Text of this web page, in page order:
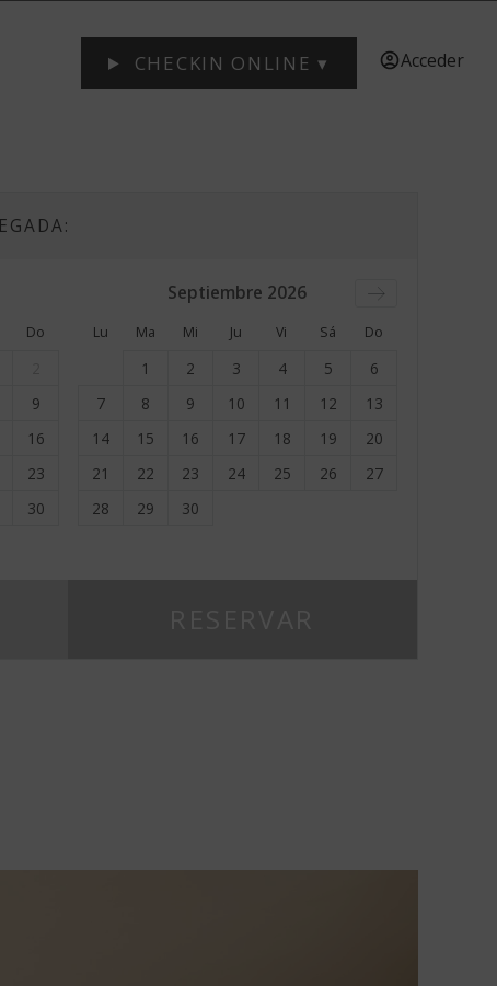
CHECKIN ONLINE ▾ Acceder
Do
9
16
23
30
Septiembre 2026
Lu Ma Mi Ju Vi Sá Do
1 2 3 4 5
6
7
8 9 10 11 12
13
14
15 16 17 18 19
20
21
22 23 24 25 26
27
28
29 30